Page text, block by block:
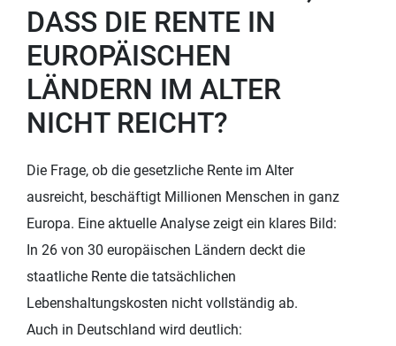
DASS DIE RENTE IN
EUROPÄISCHEN
LÄNDERN IM ALTER
NICHT REICHT?
Die Frage, ob die gesetzliche Rente im Alter
ausreicht, beschäftigt Millionen Menschen in ganz
Europa. Eine aktuelle Analyse zeigt ein klares Bild:
In 26 von 30 europäischen Ländern deckt die
staatliche Rente die tatsächlichen
Lebenshaltungskosten nicht vollständig ab.
Auch in Deutschland wird deutlich: